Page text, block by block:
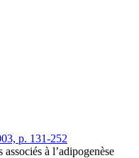
p. 131-252
à l’adipogenèse